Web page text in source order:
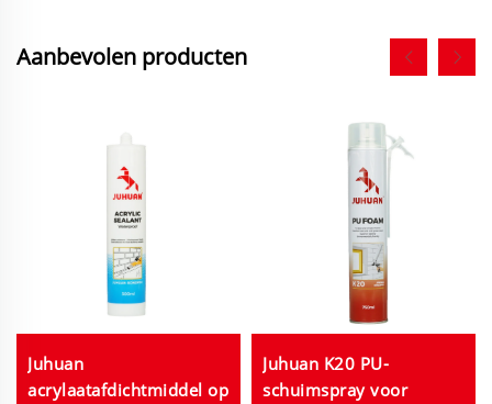
Aanbevolen producten
Juhuan
acrylaatafdichtmiddel op
Juhuan K20 PU-
schuimspray voor